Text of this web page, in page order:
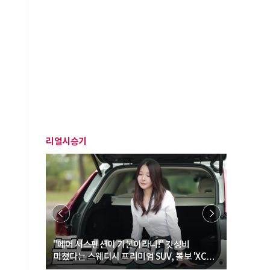
리얼시승기
"에어 서스펜션이 기본이라니!" 갓성비
미쳤다는 스웨디시 프리미엄 SUV, 볼보 'XC60